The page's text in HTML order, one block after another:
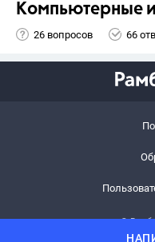
Компьютерные
26 вопросов 66
©